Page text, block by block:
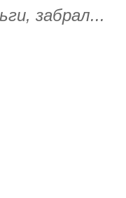
забрал...